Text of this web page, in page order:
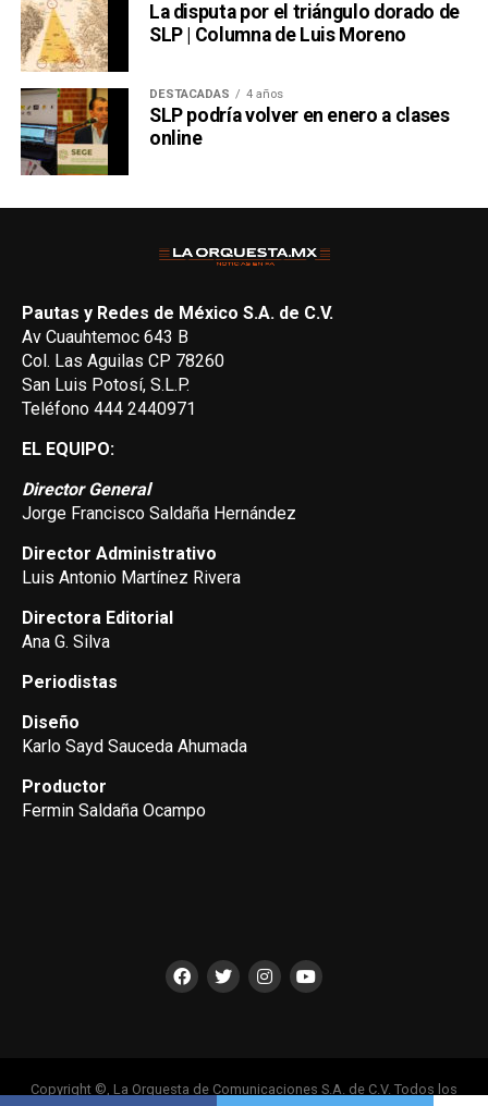
La disputa por el triángulo dorado de
SLP | Columna de Luis Moreno
DESTACADAS 4 años
SLP podría volver en enero a clases
online
Pautas y Redes de México S.A. de C.V.
Av Cuauhtemoc 643 B
Col. Las Aguilas CP 78260
San Luis Potosí, S.L.P.
Teléfono 444 2440971
EL EQUIPO:
Director General
Jorge Francisco Saldaña Hernández
Director Administrativo
Luis Antonio Martínez Rivera
Directora Editorial
Ana G. Silva
Periodistas
Diseño
Karlo Sayd Sauceda Ahumada
Productor
Fermin Saldaña Ocampo
Copyright ©, La Orquesta de Comunicaciones S.A. de C.V. Todos los